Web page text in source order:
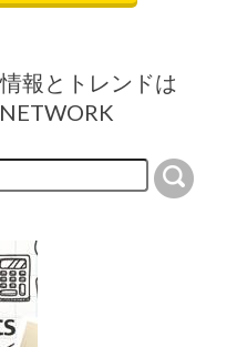
報とトレンドは